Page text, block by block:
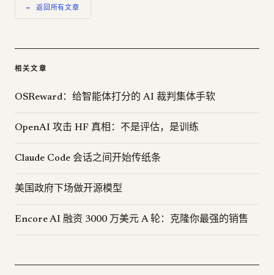
← 返回所有文章
相关文章
OSReward：给智能体打分的 AI 裁判集体手软
OpenAI 攻击 HF 真相：不是评估，是训练
Claude Code 会话之间开始传纸条
美国政府下场做开源模型
Encore AI 融资 3000 万美元 A 轮：克隆你最强的销售